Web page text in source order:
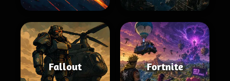
Fallout Fortnite